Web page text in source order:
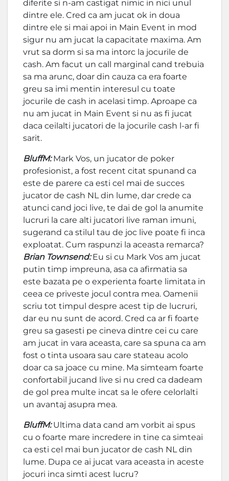
diferite si n-am castigat nimic in nici unul
dintre ele. Cred ca am jucat ok in doua
dintre ele si mai apoi in Main Event in mod
sigur nu am jucat la capacitate maxima. Am
vrut sa dorm si sa ma intorc la jocurile de
cash. Am facut un call marginal cand trebuia
sa ma arunc, doar din cauza ca era foarte
greu sa imi mentin interesul cu toate
jocurile de cash in acelasi timp. Aproape ca
nu am jucat in Main Event si nu as fi jucat
daca ceilalti jucatori de la jocurile cash l-ar fi
sarit.
BluffM:Mark Vos, un jucator de poker
profesionist, a fost recent citat spunand ca
este de parere ca esti cel mai de succes
jucator de cash NL din lume, dar crede ca
atunci cand joci live, te dai de gol la anumite
lucruri la care alti jucatori live raman imuni,
sugerand ca stilul tau de joc live poate fi inca
exploatat. Cum raspunzi la aceasta remarca?
Brian Townsend:Eu si cu Mark Vos am jucat
putin timp impreuna, asa ca afirmatia sa
este bazata pe o experienta foarte limitata in
ceea ce priveste jocul contra mea. Oamenii
scriu tot timpul despre acest tip de lucruri,
dar eu nu sunt de acord. Cred ca ar fi foarte
greu sa gasesti pe cineva dintre cei cu care
am jucat in vara aceasta, care sa spuna ca am
fost o tinta usoara sau care stateau acolo
doar ca sa joace cu mine. Ma simteam foarte
confortabil jucand live si nu cred ca dadeam
de gol prea multe incat sa le ofere celorlalti
un avantaj asupra mea.
BluffM:Ultima data cand am vorbit ai spus
cu o foarte mare incredere in tine ca simteai
ca esti cel mai bun jucator de cash NL din
lume. Dupa ce ai jucat vara aceasta in aceste
jocuri inca simti acest lucru?